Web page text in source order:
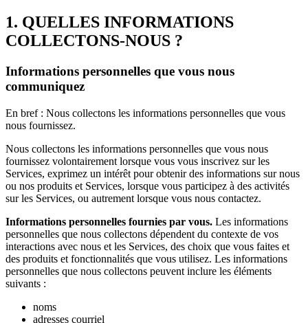
1. QUELLES INFORMATIONS
COLLECTONS-NOUS ?
Informations personnelles que vous nous
communiquez
En bref : Nous collectons les informations personnelles que vous
nous fournissez.
Nous collectons les informations personnelles que vous nous
fournissez volontairement lorsque vous vous inscrivez sur les
Services, exprimez un intérêt pour obtenir des informations sur nous
ou nos produits et Services, lorsque vous participez à des activités
sur les Services, ou autrement lorsque vous nous contactez.
Informations personnelles fournies par vous. Les informations
personnelles que nous collectons dépendent du contexte de vos
interactions avec nous et les Services, des choix que vous faites et
des produits et fonctionnalités que vous utilisez. Les informations
personnelles que nous collectons peuvent inclure les éléments
suivants :
noms
adresses courriel